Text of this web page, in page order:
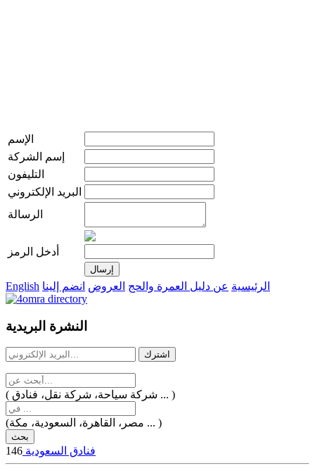
الإسم
إسم الشركة
التليفون
البريد الإلكتروني
الرسالة
أدخل الرمز
live
casinos
online
livedealercasino.online
English الرئيسية عن دليل العمرة والحج العروض انضم إلينا
النشرة البريدية
( شركة سياحة، شركة نقل، فنادق ... )
(مصر، القاهرة، السعودية، مكة ... )
فنادق السعودية 146